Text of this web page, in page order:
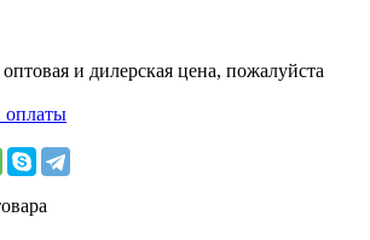
оптовая и дилерская цена, пожалуйста
оплаты